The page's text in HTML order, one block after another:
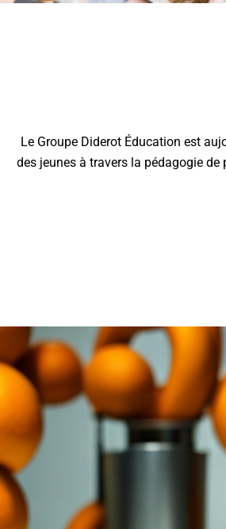
Le Groupe Diderot Éducation est
des jeunes à travers la pédagogie de